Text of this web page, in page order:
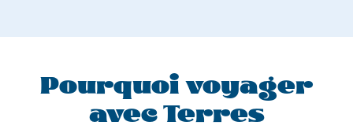
Pourquoi voyager
avec Terres